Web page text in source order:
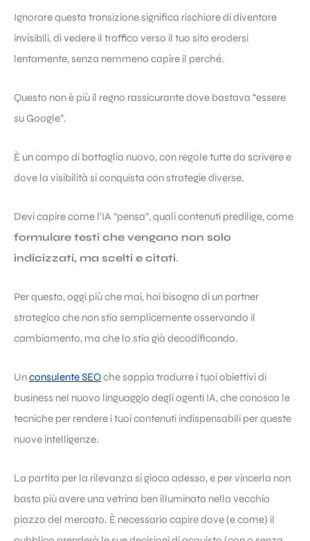
Ignorare questa transizione significa rischiare di diventare
invisibili, di vedere il traffico verso il tuo sito erodersi
lentamente, senza nemmeno capire il perché.
Questo non è più il regno rassicurante dove bastava “essere
su Google”.
È un campo di battaglia nuovo, con regole tutte da scrivere e
dove la visibilità si conquista con strategie diverse.
Devi capire come l’IA “pensa”, quali contenuti predilige, come
formulare testi che vengano non solo
indicizzati, ma scelti e citati.
Per questo, oggi più che mai, hai bisogno di un partner
strategico che non stia semplicemente osservando il
cambiamento, ma che lo stia già decodificando.
Unconsulente SEOche sappia tradurre i tuoi obiettivi di
business nel nuovo linguaggio degli agenti IA, che conosca le
tecniche per rendere i tuoi contenuti indispensabili per queste
nuove intelligenze.
La partita per la rilevanza si gioca adesso, e per vincerla non
basta più avere una vetrina ben illuminata nella vecchia
piazza del mercato. È necessario capire dove (e come) il